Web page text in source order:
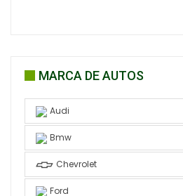
MARCA DE AUTOS
Audi
Bmw
Chevrolet
Ford